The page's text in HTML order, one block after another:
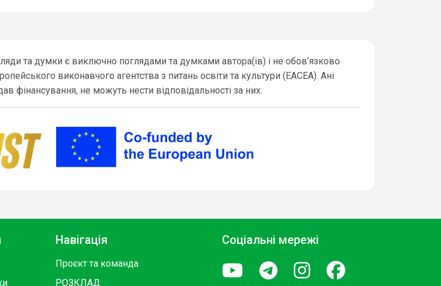
та думки є виключно поглядами та думками автора(ів) і не обов’язково
виконавчого агентства з питань освіти та культури (EACEA). Ані
фінансування, не можуть нести відповідальності за них.
Навігація
Проєкт та команда
РОЗКЛАД
Соціальні мережі